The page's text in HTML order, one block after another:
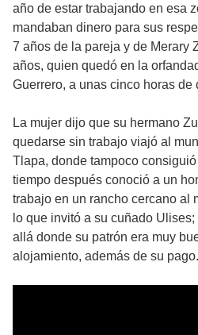
año de estar trabajando en esa
mandaban dinero para sus
7 años de la pareja y de Merary
años, quien quedó en la
Guerrero, a unas cinco horas de
La mujer dijo que su hermano
quedarse sin trabajo viajó al
Tlapa, donde tampoco
tiempo después conoció a un
trabajo en un rancho cercano al
lo que invitó a su cuñado
allá donde su patrón era muy
alojamiento, además de su